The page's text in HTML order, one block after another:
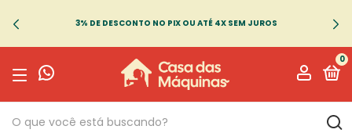
3% DE DESCONTO NO PIX OU ATÉ 4X SEM JUROS
0